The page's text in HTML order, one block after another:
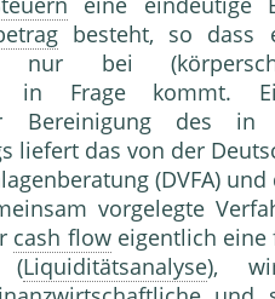
besteht, so dass
bei
in Frage kommt.
Bereinigung des
liefert das von der
(DVFA)
vorgelegte
cash floweigentlich eine
(Liquiditätsanalyse),